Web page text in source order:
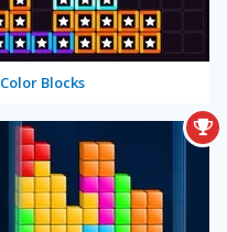
Color Blocks